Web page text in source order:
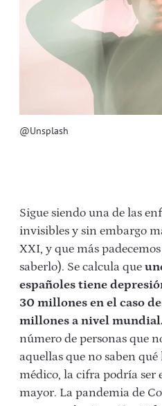
@Unsplash
Sigue siendo una de las
invisibles y sin embargo
XXI, y que más
saberlo). Se calcula que
españoles tiene
30 millones en el caso
millones a nivel mundial.
número de personas que
aquellas que no saben
médico, la cifra podría ser
mayor. La pandemia de